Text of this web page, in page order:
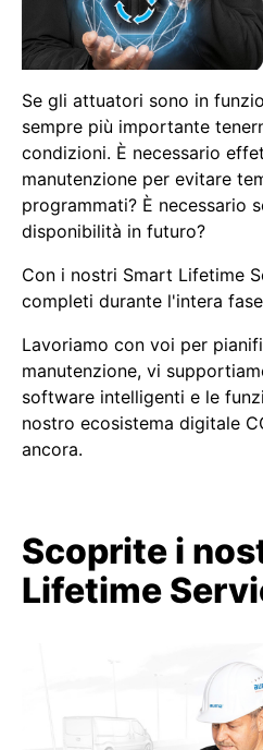
Se gli attuatori sono in
sempre più importante
condizioni. È necessario
manutenzione per evitare
programmati? È necessario
disponibilità in futuro?
Con i nostri Smart Lifetime
completi durante l'intera
Lavoriamo con voi per
manutenzione, vi
software intelligenti e le
nostro ecosistema digitale
ancora.
Scoprite i
Lifetime